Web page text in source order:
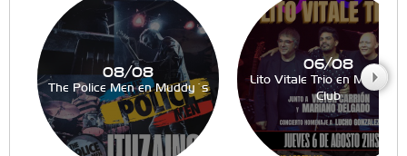
08/08
The Police Men en Muddy´s
06/08
Lito Vitale Trio en Muddy´s
Club